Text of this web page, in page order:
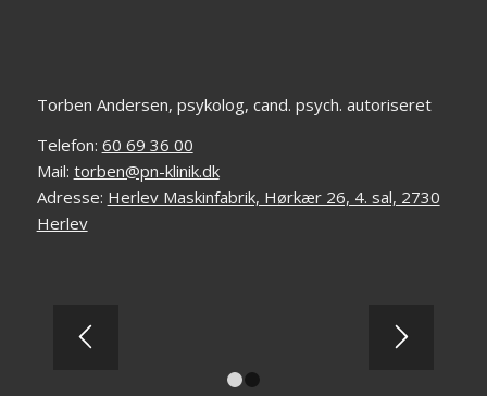
Torben Andersen, psykolog, cand. psych. autoriseret
Telefon: 60 69 36 00
Mail: torben@pn-klinik.dk
Adresse: Herlev Maskinfabrik, Hørkær 26, 4. sal, 2730
Herlev